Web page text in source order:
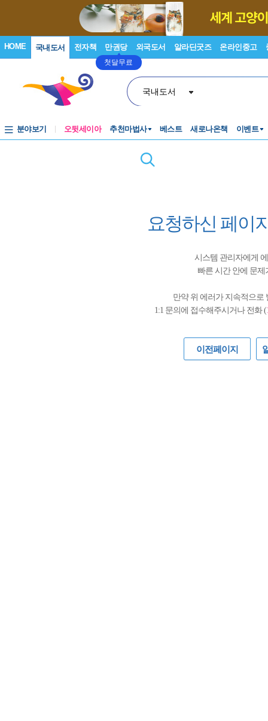
HOME 국내도서 전자책 만권당
첫달무료
외국도서 알라딘굿즈 온라인중고
국내도서
분야보기 오뒷세이아 추천마법사 베스트 새로나온책 이벤트
요청하신 페이
시스템 관리자에게
빠른 시간 안에 문
만약 위 에러가 지속적으로
1:1 문의에 접수해주시거나 전화 (
이전페이지